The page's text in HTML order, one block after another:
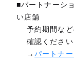
■パートナーシ
い店舗
予約期間な
確認ください
→パートナ